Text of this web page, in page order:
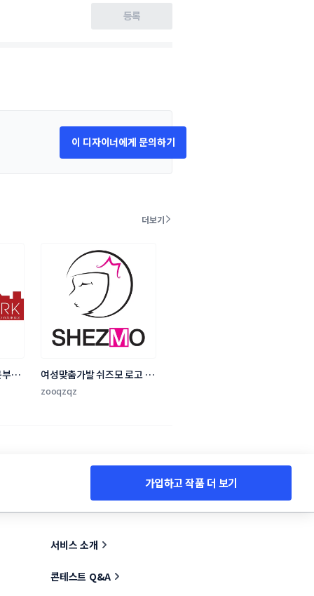
등록
이 디자이너에게 문의하기
더보기
동
여성맞춤가발 쉬즈모 로고 및
명함 의뢰
zooqzqz
가입하고 작품 더 보기
서비스 소개
콘테스트 Q&A